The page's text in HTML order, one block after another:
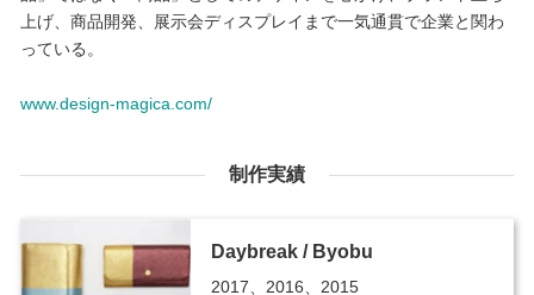
上げ、商品開発、展示会ディスプレイまで一気通貫で企業と関わ
っている。
www.design-magica.com/
制作実績
Daybreak / Byobu
2017、2016、2015